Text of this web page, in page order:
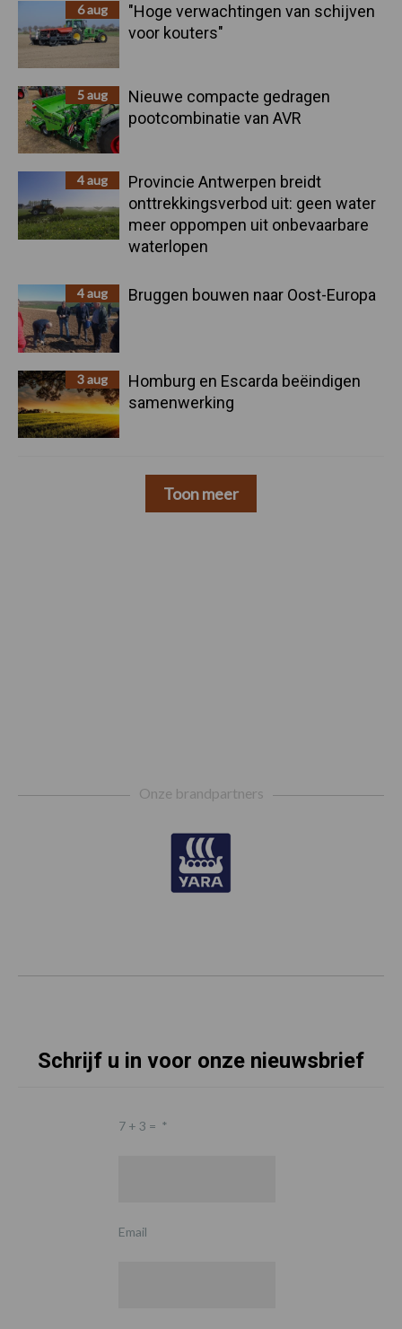
6 aug
"Hoge verwachtingen van schijven
voor kouters"
5 aug
Nieuwe compacte gedragen
pootcombinatie van AVR
4 aug
Provincie Antwerpen breidt
onttrekkingsverbod uit: geen water
meer oppompen uit onbevaarbare
waterlopen
4 aug Bruggen bouwen naar Oost-Europa
3 aug
Homburg en Escarda beëindigen
samenwerking
Toon meer
Onze brandpartners
Schrijf u in voor onze nieuwsbrief
7 + 3 = *
Email